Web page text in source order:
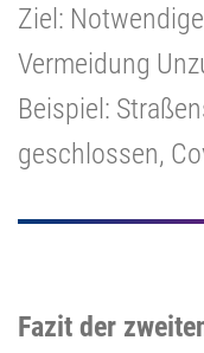
Ziel:
Vermeidung
Beispiel:
geschlossen,
Fazit der